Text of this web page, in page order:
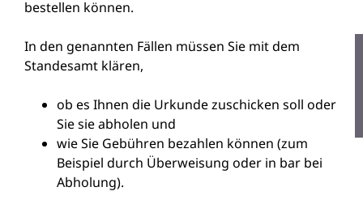
bestellen können.
In den genannten Fällen müssen Sie mit dem
Standesamt klären,
ob es Ihnen die Urkunde zuschicken soll oder
Sie sie abholen und
wie Sie Gebühren bezahlen können (zum
Beispiel durch Überweisung oder in bar bei
Abholung).